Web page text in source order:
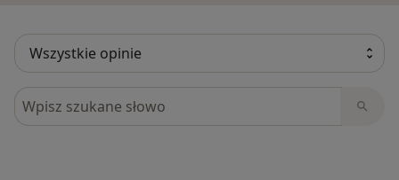
Szukaj w opiniach